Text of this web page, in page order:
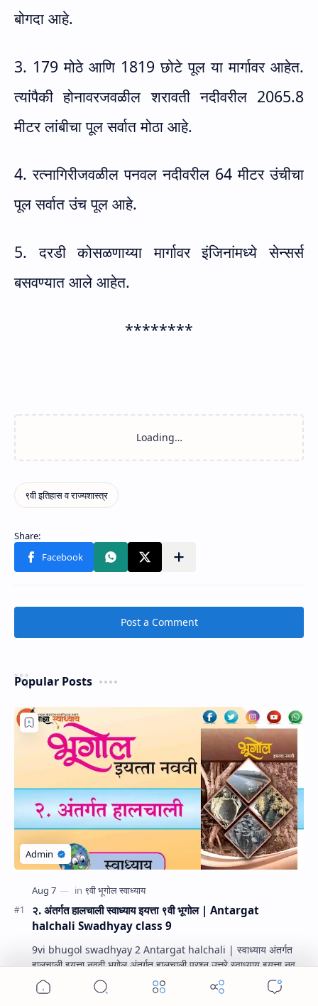
बोगदा आहे.
3. 179 मोठे आणि 1819 छोटे पूल या मार्गावर आहेत.
त्यांपैकी होनावरजवळील शरावती नदीवरील 2065.8
मीटर लांबीचा पूल सर्वात मोठा आहे.
4. रत्नागिरीजवळील पनवल नदीवरील 64 मीटर उंचीचा
पूल सर्वात उंच पूल आहे.
5. दरडी कोसळणाय्या मार्गावर इंजिनांमध्ये सेन्सर्स
बसवण्यात आले आहेत.
********
Post a Comment
Popular Posts
२. अंतर्गत हालचाली स्वाध्याय इयत्ता ९वी भूगोल | Antargat
halchali Swadhyay class 9
9vi bhugol swadhyay 2 Antargat halchali | स्वाध्याय अंतर्गत
हालचाली इयत्ता नववी भूगोल अंतर्गत हालचाली प्रश्न उत्तरे स्वाध्याय इयत्ता नववी
भूगोल धडा…